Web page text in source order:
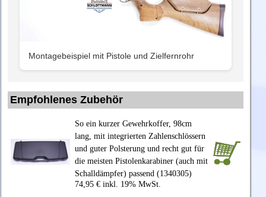
Montagebeispiel mit Pistole und Zielfernrohr
Empfohlenes Zubehör
So ein kurzer Gewehrkoffer, 98cm
lang, mit integrierten Zahlenschlössern
und guter Polsterung und recht gut für
die meisten Pistolenkarabiner (auch mit
Schalldämpfer) passend (1340305)
74,95 € inkl. 19% MwSt.